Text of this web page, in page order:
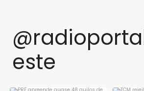
este